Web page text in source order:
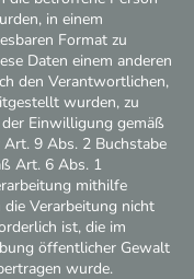
in einem
Format zu
Daten einem anderen
den Verantwortlichen,
wurden, zu
Einwilligung gemäß
9 Abs. 2 Buchstabe
Art. 6 Abs. 1
mithilfe
Verarbeitung nicht
ist, die im
öffentlicher Gewalt
wurde.